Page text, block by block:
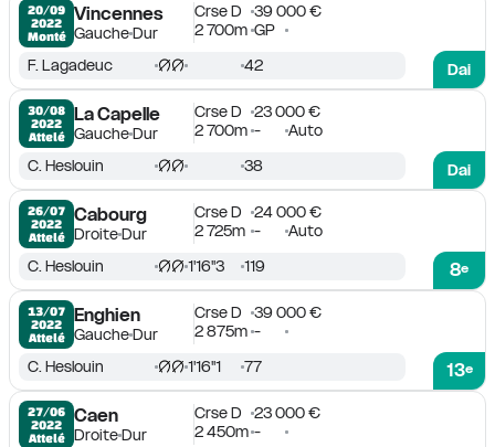
20/09
2022
Monté
Vincennes
GaucheDur
Crse D
39 000 €
2 700m GP
Dai
F. Lagadeuc 42
30/08
2022
Attelé
La Capelle
GaucheDur
Crse D
23 000 €
2 700m -
Auto
Dai
C. Heslouin 38
26/07
2022
Attelé
Cabourg
DroiteDur
Crse D
24 000 €
2 725m - Auto
8e
C. Heslouin 1'16''3 119
13/07
2022
Attelé
Enghien
GaucheDur
Crse D
39 000 €
2 875m -
13e
C. Heslouin 1'16''1 77
27/06
2022
Attelé
Caen
DroiteDur
Crse D
23 000 €
2 450m -